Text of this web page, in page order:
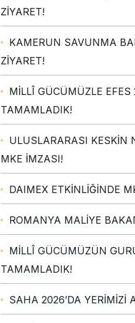
ZİYARET!
KAMERUN SAVUNMA
ZİYARET!
MİLLÎ GÜCÜMÜZLE EFES
TAMAMLADIK!
ULUSLARARASI KESKİN
MKE İMZASI!
DAIMEX ETKİNLİĞİNDE
ROMANYA MALİYE
MİLLÎ GÜCÜMÜZÜN
TAMAMLADIK!
SAHA 2026’DA YERİMİZİ